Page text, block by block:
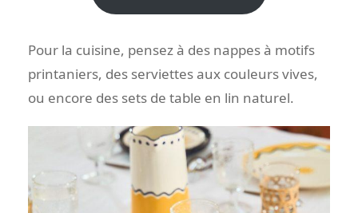
Pour la cuisine, pensez à des nappes à motifs
printaniers, des serviettes aux couleurs vives,
ou encore des sets de table en lin naturel.